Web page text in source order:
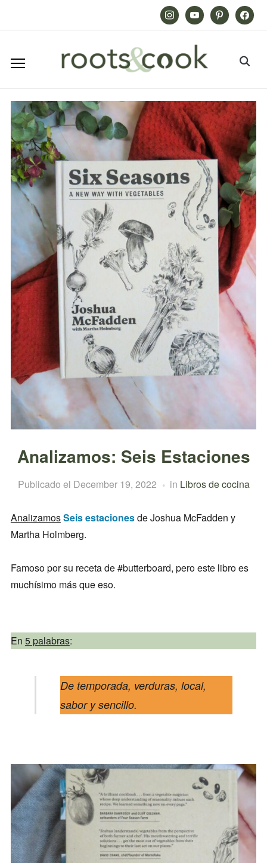
InstagramYoutube PinterestFacebook
Analizamos: Seis Estaciones
Publicado el December 19, 2022 in Libros de cocina
AnalizamosSeis estacionesde Joshua McFadden y
Martha Holmberg.
Famoso por su receta de #butterboard, pero este libro es
muchísimo más que eso.
En 5 palabras:
De temporada, verduras, local,
sabor y sencillo.